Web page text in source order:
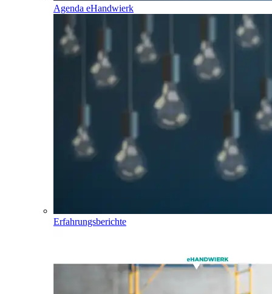
Agenda eHandwierk
Erfahrungsberichte